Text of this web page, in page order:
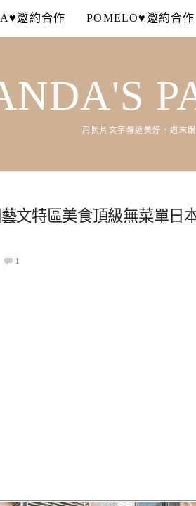
邀約合作 POMELO♥邀約合作
用照片文字傳遞美好．週末
文特區美食頂級無菜單日
1